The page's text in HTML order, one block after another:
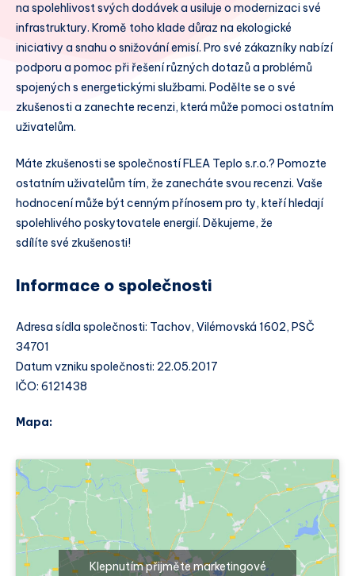
na spolehlivost svých dodávek a usiluje o modernizaci své
infrastruktury. Kromě toho klade důraz na ekologické
iniciativy a snahu o snižování emisí. Pro své zákazníky nabízí
podporu a pomoc při řešení různých dotazů a problémů
spojených s energetickými službami. Podělte se o své
zkušenosti a zanechte recenzi, která může pomoci ostatním
uživatelům.
Máte zkušenosti se společností FLEA Teplo s.r.o.? Pomozte
ostatním uživatelům tím, že zanecháte svou recenzi. Vaše
hodnocení může být cenným přínosem pro ty, kteří hledají
spolehlivého poskytovatele energií. Děkujeme, že
sdílíte své zkušenosti!
Informace o společnosti
Adresa sídla společnosti: Tachov, Vilémovská 1602, PSČ
34701
Datum vzniku společnosti: 22.05.2017
IČO: 6121438
Mapa:
Klepnutím přijměte marketingové